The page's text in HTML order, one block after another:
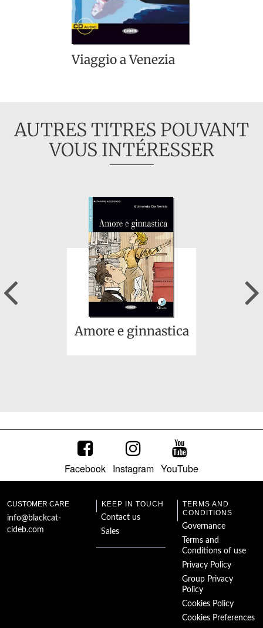
Viaggio a Venezia
AUTRES TITRES POUVANT
VOUS INTÉRESSER
Amore e ginnastica
Previous
Facebook Instagram YouTube